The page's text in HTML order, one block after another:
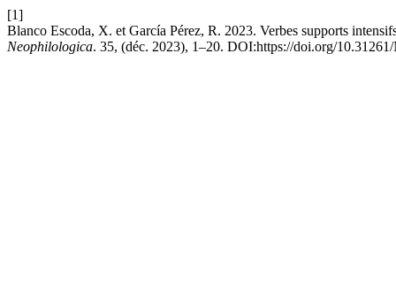
[1]
Blanco Escoda, X. et García Pérez, R. 2023. Verbes supports
Neophilologica. 35, (déc. 2023), 1–20. DOI:https://doi.org/